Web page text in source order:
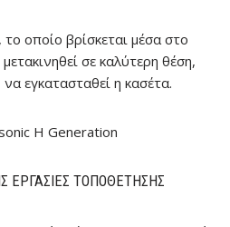
οποίο βρίσκεται μέσα στο
σε καλύτερη θέση,
εγκατασταθεί η κασέτα.
ΕΡΓΑΣΊΕΣ ΤΟΠΟΘΈΤΗΣΗΣ